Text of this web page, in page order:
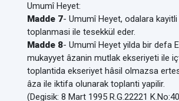
Umumî Heyet:
Madde 7- Umumî Heyet, odalara
toplanmasi ile tesekkül eder.
Madde 8- Umumî Heyet yilda bir defa
mukayyet âzanin mutlak ekseriyeti ile
toplantida ekseriyet hâsil olmazsa
âza ile iktifa olunarak toplanti yapilir.
(Degisik: 8 Mart 1995 R.G.22221